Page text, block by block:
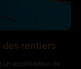
rentiers
un accélérateur de